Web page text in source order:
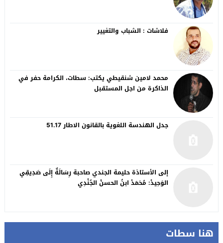
هنا سطات
فلاشات : الشباب والتغيير
محمد لامين شنقيطي يكتب: سطات، الكرامة حفر في
الذاكرة من اجل المستقبل
جدل الهندسة اللغوية بالقانون الاطار 51.17
إلى الأستاذة حليمة الجندي صاحبة رِسَالَةٌ إِلَى صَدِيقِي
الوَحِيدْ: مُحَمَدْ ابنُ الحسنْ الجُنْدِي